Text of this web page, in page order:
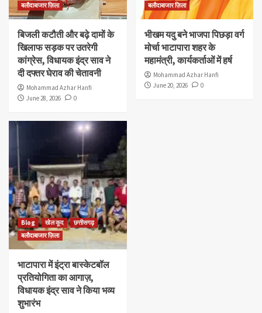
बलौदाबाजार ज़िला
बिजली कटौती और बढ़े दामों के
खिलाफ सड़क पर उतरेगी
कांग्रेस, विधायक इंद्र साव ने
दी दफ्तर घेराव की चेतावनी
Mohammad Azhar Hanfi
June 28, 2026
0
बलौदाबाजार ज़िला
भीखम यदु बने भाजपा पिछड़ा वर्ग
मोर्चा भाटापारा शहर के
महामंत्री, कार्यकर्ताओं में हर्ष
Mohammad Azhar Hanfi
June 20, 2026
0
Blog खेल कूद
छत्तीसगढ़
बलौदाबाजार ज़िला
भाटापारा में इंट्रा बास्केटबॉल
प्रतियोगिता का आगाज़,
विधायक इंद्र साव ने किया भव्य
शुभारंभ